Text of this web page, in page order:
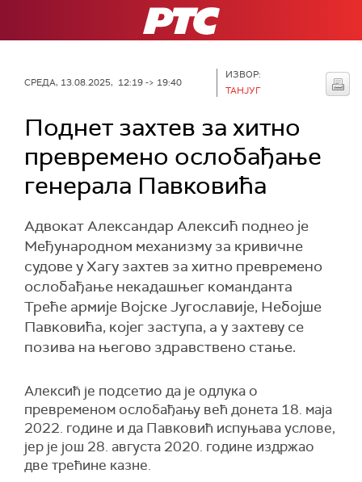
РТС
СРЕДА, 13.08.2025, 12:19 -> 19:40
ИЗВОР:
ТАНЈУГ
Поднет захтев за хитно
превремено ослобађање
генерала Павковића
Адвокат Александар Алексић поднео је
Међународном механизму за кривичне
судове у Хагу захтев за хитно превремено
ослобађање некадашњег команданта
Треће армије Војске Југославије, Небојше
Павковића, којег заступа, а у захтеву се
позива на његово здравствено стање.
Алексић је подсетио да је одлука о
превременом ослобађању већ донета 18. маја
2022. године и да Павковић испуњава услове,
јер је још 28. августа 2020. године издржао
две трећине казне.